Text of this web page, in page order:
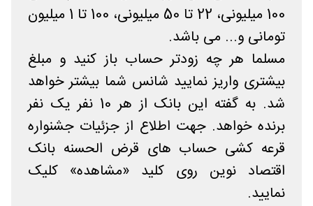
100 میلیونی، 22 تا 50 میلیونی، 100 تا 1 میلیون
تومانی و... می باشد.
مسلما هر چه زودتر حساب باز کنید و مبلغ
بیشتری واریز نمایید شانس شما بیشتر خواهد
شد. به گفته این بانک از هر 10 نفر یک نفر
برنده خواهد. جهت اطلاع از جزئیات جشنواره
قرعه کشی حساب های قرض الحسنه بانک
اقتصاد نوین روی کلید «مشاهده» کلیک
نمایید.